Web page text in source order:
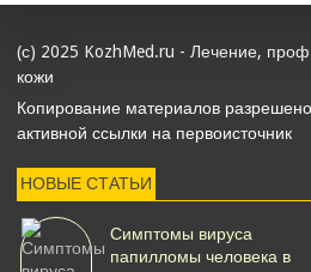
(с) 2025 KozhMed.ru - Лечение,
кожи
Копирование материалов
активной ссылки на первоисточник
НОВЫЕ СТАТЬИ
Симптомы вируса
папилломы человека в